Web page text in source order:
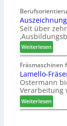
l
e
n
a
u
s
e
f
ü
r
W
e
m
h
ö
n
e
r
c
h
e
n
s
t
a
u
r
a
m
Seit über
Weiterlesen:
A
u
s
z
e
c
Fräsmaschinen
Lamello-
Ostermann
Verarbeitung
Weiterlesen:
L